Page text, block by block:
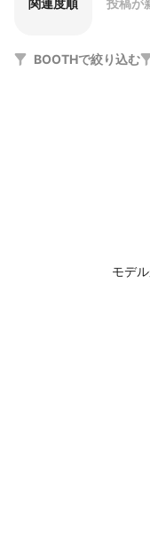
関連度順 投稿が
BOOTHで絞り込む
モデ